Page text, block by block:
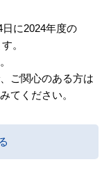
に2024年度の
。
ご関心のある方は
てください。